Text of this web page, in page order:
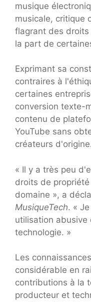
musique
musicale, critique
flagrant des
la part de
Exprimant sa
contraires à
certaines
conversion texte-
contenu de
YouTube sans
créateurs
« Il y a très peu
droits de
domaine », a
MusiqueTech. «
utilisation
technologie. »
Les
considérable en
contributions à la
producteur et